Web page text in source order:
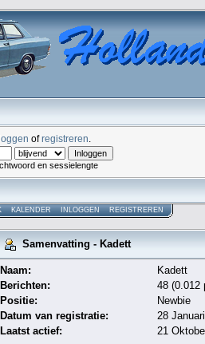
ofregistreren
en sessielengte
KALENDER INLOGGEN REGISTREREN
Samenvatting - Kadett
Naam:
Kadett
Berichten:
48 (0.012
Positie:
Newbie
Datum van registratie:
28
Laatst actief:
21